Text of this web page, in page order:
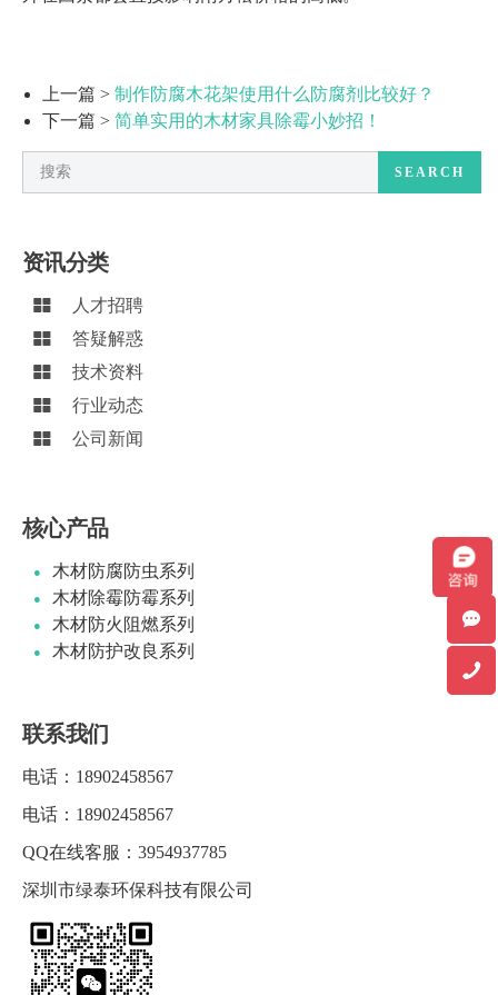
上一篇 > 制作防腐木花架使用什么防腐剂比较好？
下一篇 > 简单实用的木材家具除霉小妙招！
SEARCH
资讯分类
人才招聘
答疑解惑
技术资料
行业动态
公司新闻
核心产品
木材防腐防虫系列
木材除霉防霉系列
木材防火阻燃系列
木材防护改良系列
联系我们
电话： 18902458567
电话： 18902458567
QQ在线客服： 3954937785
深圳市绿泰环保科技有限公司